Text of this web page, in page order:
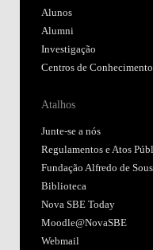
Alunos
Alumni
Investigação
Centros de Conhecimento
Atalhos
Junte-se a nós
Regulamentos e Atos
Fundação Alfredo de
Biblioteca
Nova SBE Today
Moodle@NovaSBE
Webmail